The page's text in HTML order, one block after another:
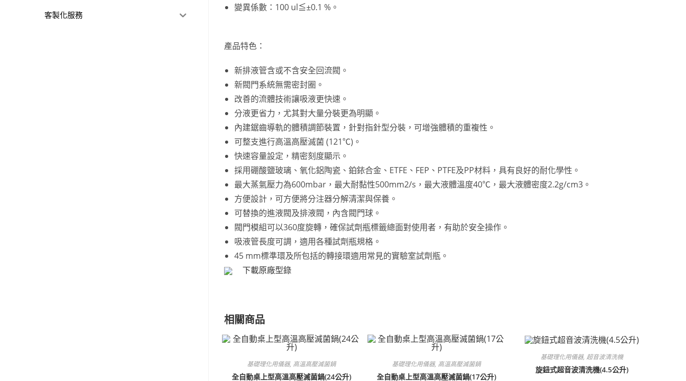
變異係數：100 ul≦±0.1 %。
產品特色：
新排液管含或不含安全回流閥。
新閥門系統無需密封圈。
改善的流體技術讓吸液更快速。
分液更省力，尤其對大量分裝更為明顯。
內建鋸齒導軌的體積調節裝置，針對指針型分裝，可增強體積的重複性。
可整支進行高溫高壓滅菌 (121℃)。
快速容量設定，精密刻度顯示。
採用硼酸鹽玻璃、氧化鋁陶瓷、鉑銥合金、ETFE、FEP、PTFE及PP材料，具有良好的耐化學性。
最大蒸氣壓力為600mbar，最大耐黏性500mm2/s，最大液體溫度40℃，最大液體密度2.2g/cm3。
方便設計，可方便將分注器分解清潔與保養。
可替換的進液閥及排液閥，內含閥門球。
閥門模組可以360度旋轉，確保試劑瓶標籤總面對使用者，有助於安全操作。
吸液管長度可調，適用各種試劑瓶規格。
45 mm標準環及所包括的轉接環適用常見的實驗室試劑瓶。
下載原廠型錄
相關商品
基礎理化用儀器, 高溫高壓滅菌鍋
全自動桌上型高溫高壓滅菌鍋(24公升)
基礎理化用儀器, 高溫高壓滅菌鍋
全自動桌上型高溫高壓滅菌鍋(17公升)
基礎理化用儀器, 超音波清洗機
旋鈕式超音波清洗機(4.5公升)
客製化服務